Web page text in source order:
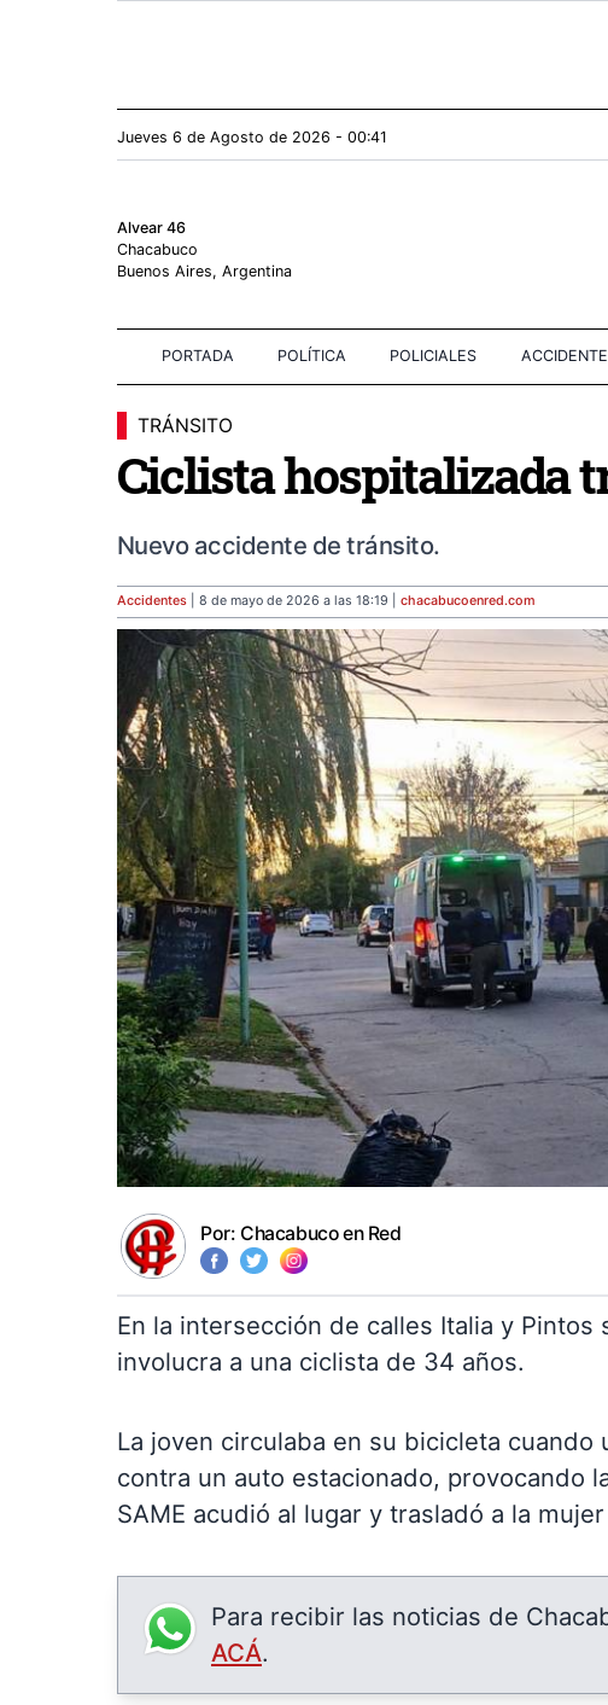
Jueves 6 de Agosto de 2026 - 00:41
Alvear 46
Chacabuco
Buenos Aires, Argentina
PORTADA POLÍTICA POLICIALES
TRÁNSITO
Ciclista hospitalizada
Nuevo accidente de tránsito.
Accidentes | 8 de mayo de 2026 a las 18:19 | chacabucoenred.com
Por: Chacabuco en Red
En la intersección de calles Italia y
involucra a una ciclista de 34 años.
La joven circulaba en su bicicleta
contra un auto estacionado, provocando
SAME acudió al lugar y trasladó a la
Para recibir las noticias de
ACÁ.